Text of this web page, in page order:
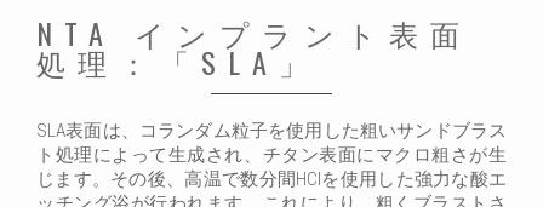
NTA インプラント表面
処理：「SLA」
SLA表面は、コランダム粒子を使用した粗いサンドブラス
ト処理によって生成され、チタン表面にマクロ粗さが生
じます。その後、高温で数分間HClを使用した強力な酸エ